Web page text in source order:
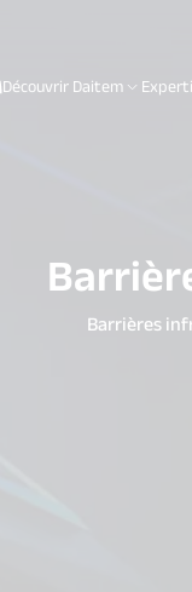
Découvrir Daitem
Barrières